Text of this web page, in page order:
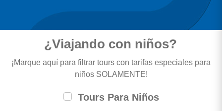
¿Viajando con niños?
¡Marque aquí para filtrar tours con tarifas especiales para
niños SOLAMENTE!
Tours Para Niños